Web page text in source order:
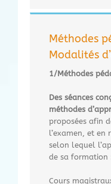
Méthodes
Modalités
1/Méthodes
Des séances
méthodes
proposées afin
l’examen, et en
selon lequel
de sa formation
Cours